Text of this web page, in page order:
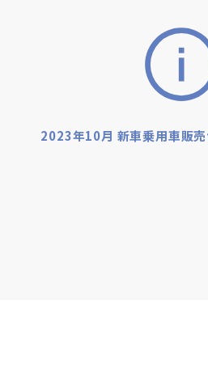
2023年10月 新車乗用車販